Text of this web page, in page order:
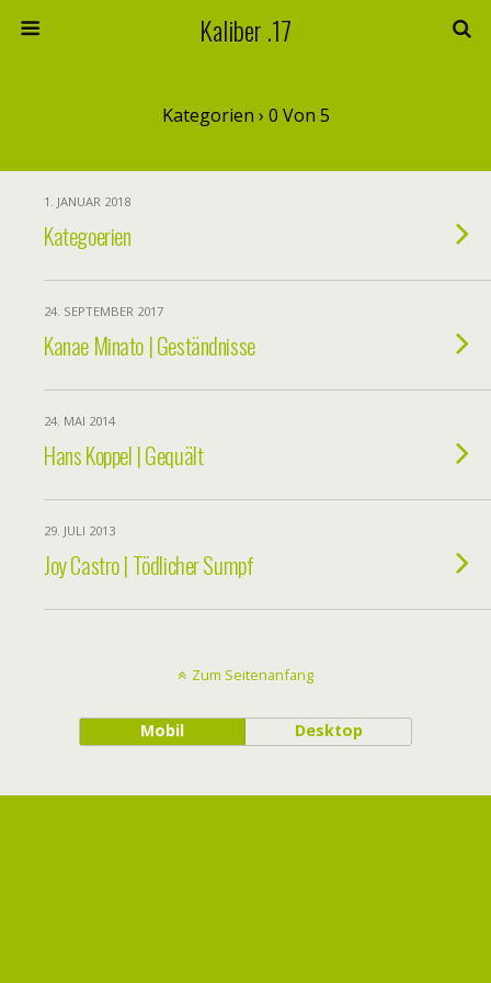
Kaliber .17
Kategorien › 0 Von 5
1. JANUAR 2018
Kategoerien
24. SEPTEMBER 2017
Kanae Minato | Geständnisse
24. MAI 2014
Hans Koppel | Gequält
29. JULI 2013
Joy Castro | Tödlicher Sumpf
Zum Seitenanfang
Mobil Desktop